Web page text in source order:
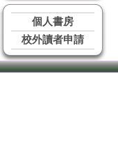
個人書房
校外讀者申請